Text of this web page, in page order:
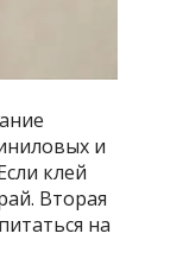
и
клей
Вторая
на